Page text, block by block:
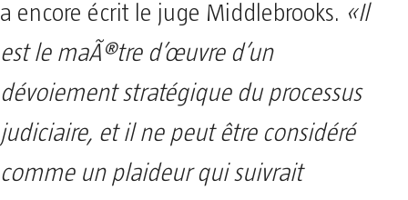
a encore écrit le juge Middlebrooks. «Il
est le maÃ®tre d’œuvre d’un
dévoiement stratégique du processus
judiciaire, et il ne peut être considéré
comme un plaideur qui suivrait